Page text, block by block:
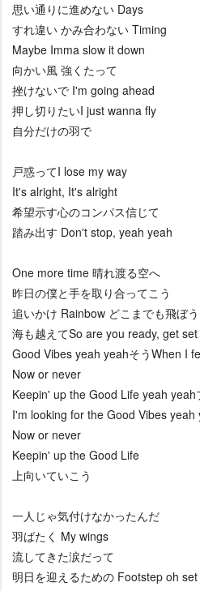
思い通りに進めない Days
すれ違い かみ合わない Timing
Maybe Imma slow it down
向かい風 強くたって
挫けないで I'm going ahead
押し切りたいI just wanna fly
自分だけの羽で
戸惑ってI lose my way
It's alright, It's alright
希望示す心のコンパス信じて
踏み出す Don't stop, yeah yeah
One more time 晴れ渡る空へ
昨日の僕と手を取り合ってこう
追いかけ Rainbow どこまでも飛ぼう
海も越えてSo are you ready, get
Good Vibes yeah yeahそうWhen I
Now or never
Keepin' up the Good Life yeah yeah
I'm looking for the Good Vibes yeah
Now or never
Keepin' up the Good Life
上向いていこう
一人じゃ気付けなかったんだ
羽ばたく My wings
流してきた涙だって
明日を迎えるための Footstep oh